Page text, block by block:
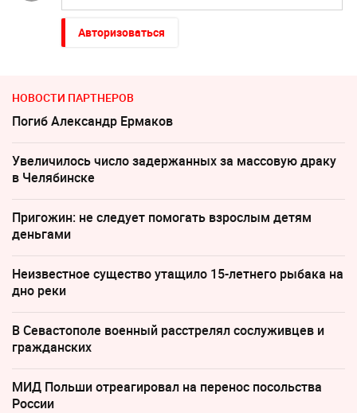
Авторизоваться
НОВОСТИ ПАРТНЕРОВ
Погиб Александр Ермаков
Увеличилось число задержанных за массовую драку
в Челябинске
Пригожин: не следует помогать взрослым детям
деньгами
Неизвестное существо утащило 15-летнего рыбака на
дно реки
В Севастополе военный расстрелял сослуживцев и
гражданских
МИД Польши отреагировал на перенос посольства
России